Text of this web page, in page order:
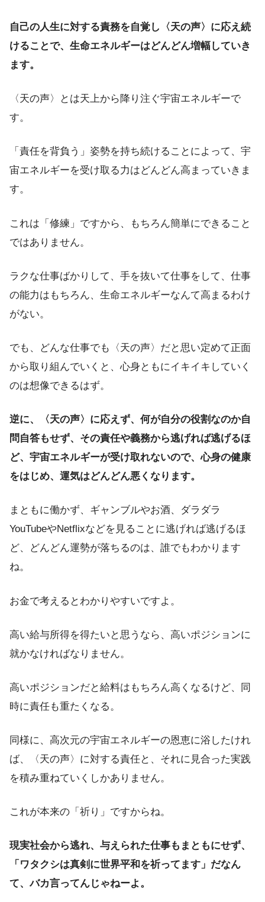
自己の人生に対する責務を自覚し〈天の声〉に応え続
けることで、生命エネルギーはどんどん増幅していき
ます。
〈天の声〉とは天上から降り注ぐ宇宙エネルギーで
す。
「責任を背負う」姿勢を持ち続けることによって、宇
宙エネルギーを受け取る力はどんどん高まっていきま
す。
これは「修練」ですから、もちろん簡単にできること
ではありません。
ラクな仕事ばかりして、手を抜いて仕事をして、仕事
の能力はもちろん、生命エネルギーなんて高まるわけ
がない。
でも、どんな仕事でも〈天の声〉だと思い定めて正面
から取り組んでいくと、心身ともにイキイキしていく
のは想像できるはず。
逆に、〈天の声〉に応えず、何が自分の役割なのか自
問自答もせず、その責任や義務から逃げれば逃げるほ
ど、宇宙エネルギーが受け取れないので、心身の健康
をはじめ、運気はどんどん悪くなります。
まともに働かず、ギャンブルやお酒、ダラダラ
YouTubeやNetflixなどを見ることに逃げれば逃げるほ
ど、どんどん運勢が落ちるのは、誰でもわかります
ね。
お金で考えるとわかりやすいですよ。
高い給与所得を得たいと思うなら、高いポジションに
就かなければなりません。
高いポジションだと給料はもちろん高くなるけど、同
時に責任も重たくなる。
同様に、高次元の宇宙エネルギーの恩恵に浴したけれ
ば、〈天の声〉に対する責任と、それに見合った実践
を積み重ねていくしかありません。
これが本来の「祈り」ですからね。
現実社会から逃れ、与えられた仕事もまともにせず、
「ワタクシは真剣に世界平和を祈ってます」だなん
て、バカ言ってんじゃねーよ。